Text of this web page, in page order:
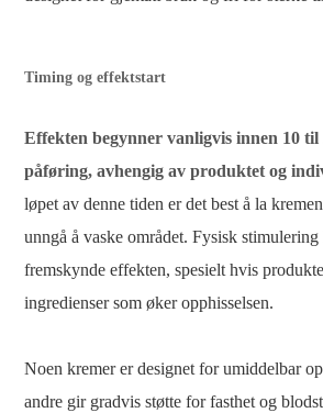
Timing og effektstart
Effekten begynner vanligvis innen 10
påføring, avhengig av produktet og
løpet av denne tiden er det best å la
unngå å vaske området. Fysisk
fremskynde effekten, spesielt hvis
ingredienser som øker opphisselsen.
Noen kremer er designet for umiddelbar
andre gir gradvis støtte for fasthet og